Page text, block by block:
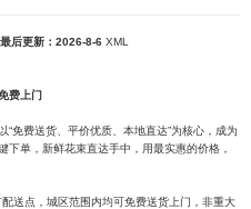
最后更新：2026-8-6 XML
费上门
免费送货、平价优质、本地直达”为核心，成为
单，新鲜花束直达手中，用最实惠的价格，
送点，城区范围内均可免费送货上门，非重大